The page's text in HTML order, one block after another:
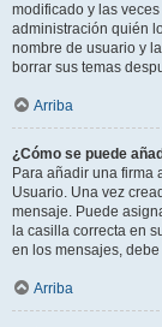
modificado y las
administración quién
nombre de usuario y
borrar sus temas
Arriba
¿Cómo se puede
Para añadir una firma
Usuario. Una vez
mensaje. Puede
la casilla correcta en
en los mensajes,
Arriba